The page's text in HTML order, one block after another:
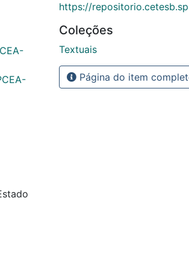
https://
Coleções
Textuais
Página do item